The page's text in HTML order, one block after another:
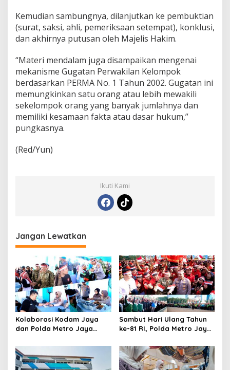
Kemudian sambungnya, dilanjutkan ke pembuktian
(surat, saksi, ahli, pemeriksaan setempat), konklusi,
dan akhirnya putusan oleh Majelis Hakim.
“Materi mendalam juga disampaikan mengenai
mekanisme Gugatan Perwakilan Kelompok
berdasarkan PERMA No. 1 Tahun 2002. Gugatan ini
memungkinkan satu orang atau lebih mewakili
sekelompok orang yang banyak jumlahnya dan
memiliki kesamaan fakta atau dasar hukum,”
pungkasnya.
(Red/Yun)
Ikuti Kami
Jangan Lewatkan
Kolaborasi Kodam Jaya
dan Polda Metro Jaya
Sambut Hari Ulang Tahun
ke-81 RI, Polda Metro Jaya